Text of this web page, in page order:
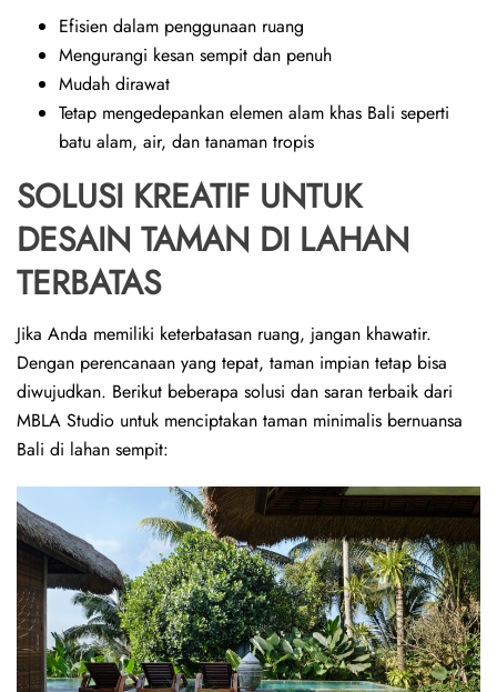
Efisien dalam penggunaan ruang
Mengurangi kesan sempit dan penuh
Mudah dirawat
Tetap mengedepankan elemen alam khas Bali seperti
batu alam, air, dan tanaman tropis
SOLUSI KREATIF UNTUK
DESAIN TAMAN DI LAHAN
TERBATAS
Jika Anda memiliki keterbatasan ruang, jangan khawatir.
Dengan perencanaan yang tepat, taman impian tetap bisa
diwujudkan. Berikut beberapa solusi dan saran terbaik dari
MBLA Studio untuk menciptakan taman minimalis bernuansa
Bali di lahan sempit: